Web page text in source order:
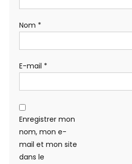
Nom *
E-mail *
Enregistrer mon
nom, mon e-
mail et mon site
dans le